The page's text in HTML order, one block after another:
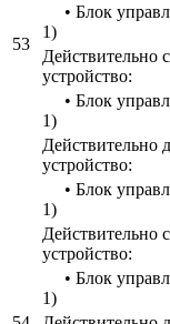
53
• Блок
1)
Действительно
устройство:
• Блок
1)
Действительно
устройство:
• Блок
1)
Действительно
устройство:
• Блок
1)